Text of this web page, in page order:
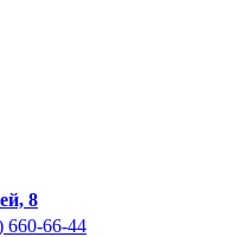
8
660-66-44